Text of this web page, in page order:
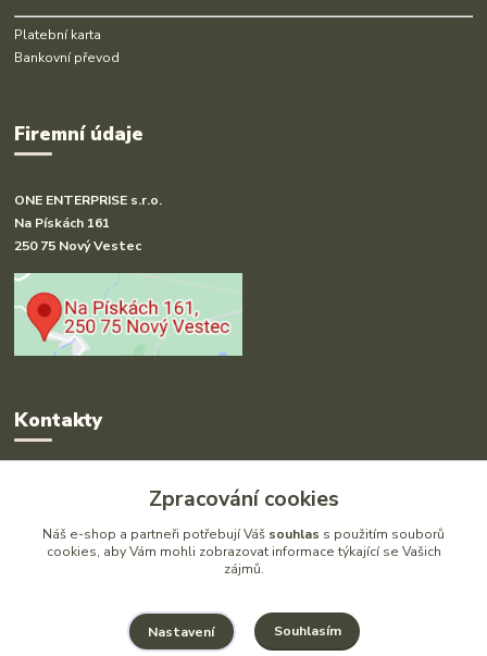
Platební karta
Bankovní převod
Firemní údaje
ONE ENTERPRISE s.r.o.
Na Pískách 161
250 75 Nový Vestec
Kontakty
Radka Hakl
+420 777 613 020
(Po-Pá, 9-16 hod.)
Zpracování cookies
Náš e-shop a partneři potřebují Váš souhlas s použitím souborů
cookies, aby Vám mohli zobrazovat informace týkající se Vašich
zájmů.
Nastavení Souhlasím